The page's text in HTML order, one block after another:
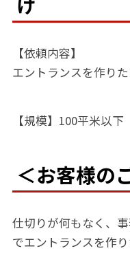
【依頼内容】
エントランスを作り
【規模】100平米以下
＜お客様の
仕切りが何もなく、
でエントランスを作